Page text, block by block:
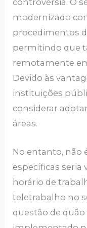
controvérsia. O
modernizado
procedimentos
permitindo que
remotamente
Devido às
instituições
considerar
áreas.
No entanto, não
específicas seria
horário de
teletrabalho no
questão de